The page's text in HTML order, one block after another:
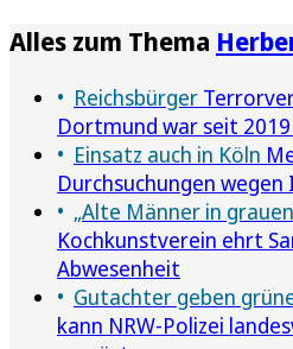
Alles zum Thema
Reichsbürger
Dortmund war seit
Einsatz auch in Köln
Durchsuchungen
„Alte Männer in
Kochkunstverein ehrt
Abwesenheit
Gutachter geben
kann NRW-Polizei